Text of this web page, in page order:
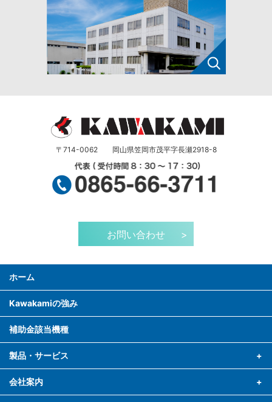
〒714-0062 岡山県笠岡市茂平字長瀬2918-8
お問い合わせ >
ホーム
Kawakamiの強み
補助金該当機種
製品・サービス
高速定寸カットシステム NK2000 SP シリーズ
会社案内